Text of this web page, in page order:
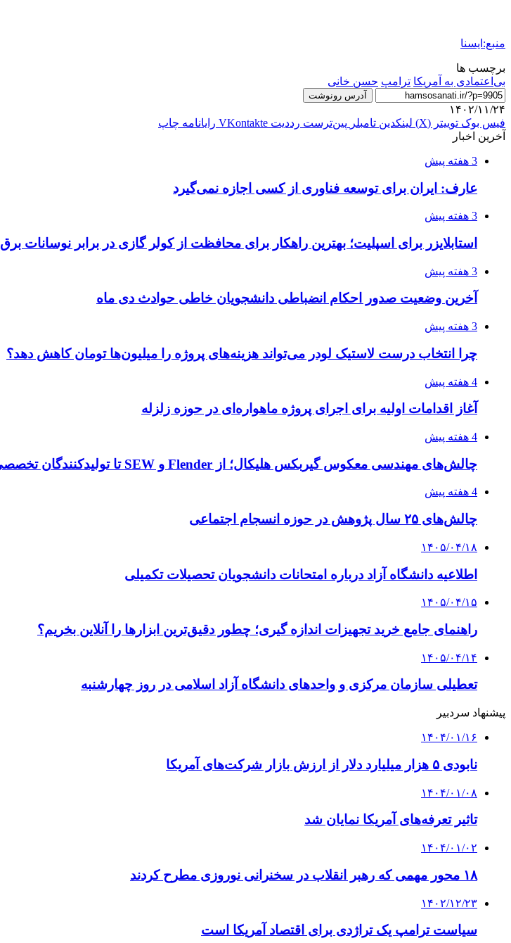
منبع:ایسنا
برچسب ها
بی‌اعتمادی به آمریکا ترامپ حسن خانی
آدرس رونوشت
۱۴۰۲/۱۱/۲۴
فیس بوک توییتر (X) لینکدین ‫تامبلر ‫پین‌ترست ‫رددیت ‫VKontakte رایانامه چاپ
آخرین اخبار
3 هفته پیش
عارف: ایران برای توسعه فناوری از کسی اجازه نمی‌گیرد
3 هفته پیش
استابلایزر برای اسپلیت؛ بهترین راهکار برای محافظت از کولر گازی در برابر نوسانات برق
3 هفته پیش
آخرین وضعیت صدور احکام انضباطی دانشجویان خاطی حوادث دی ماه
3 هفته پیش
چرا انتخاب درست لاستیک لودر می‌تواند هزینه‌های پروژه را میلیون‌ها تومان کاهش دهد؟
4 هفته پیش
آغاز اقدامات اولیه برای اجرای پروژه ماهواره‌ای در حوزه زلزله
4 هفته پیش
چالش‌های مهندسی معکوس گیربکس هلیکال؛ از Flender و SEW تا تولیدکنندگان تخصصی ایرانی
4 هفته پیش
چالش‌های ۲۵ سال پژوهش در حوزه انسجام اجتماعی
۱۴۰۵/۰۴/۱۸
اطلاعیه دانشگاه آزاد درباره امتحانات دانشجویان تحصیلات تکمیلی
۱۴۰۵/۰۴/۱۵
راهنمای جامع خرید تجهیزات اندازه گیری؛ چطور دقیق‌ترین ابزارها را آنلاین بخریم؟
۱۴۰۵/۰۴/۱۴
تعطیلی سازمان مرکزی و واحدهای دانشگاه آزاد اسلامی در روز چهارشنبه
پیشنهاد سردبیر
۱۴۰۴/۰۱/۱۶
نابودی ۵ هزار میلیارد دلار از ارزش بازار شرکت‌های آمریکا
۱۴۰۴/۰۱/۰۸
تاثیر تعرفه‌های آمریکا نمایان شد
۱۴۰۴/۰۱/۰۲
۱۸ محور مهمی که رهبر انقلاب در سخنرانی نوروزی مطرح کردند
۱۴۰۲/۱۲/۲۳
سیاست ترامپ یک تراژدی برای اقتصاد آمریکا است